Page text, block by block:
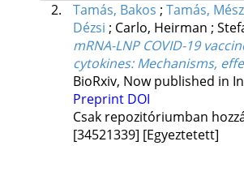
2.
Tamás, Bakos ; Tamás,
Dézsi ; Carlo, Heirman ;
mRNA-LNP COVID-19
cytokines: Mechanisms,
BioRxiv, Now published in
Preprint DOI
Csak repozitóriumban
[34521339] [Egyeztetett]